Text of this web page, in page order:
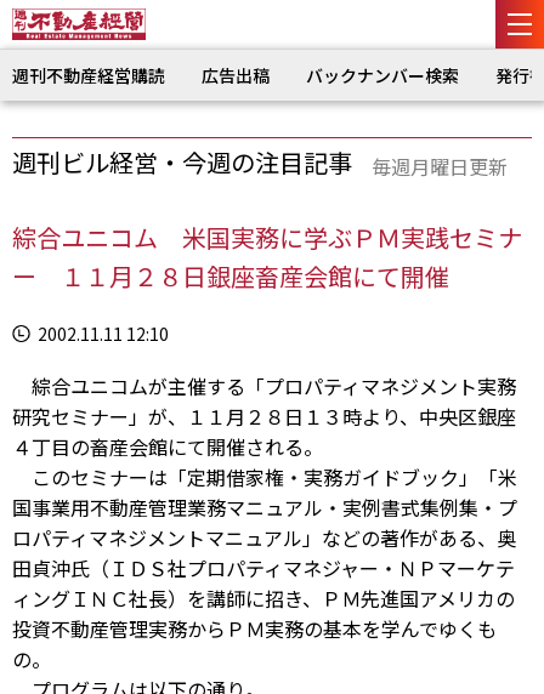
週刊不動産経営購読 広告出稿 バックナンバー検索 発行
週刊ビル経営・今週の注目記事 毎週月曜日更新
綜合ユニコム 米国実務に学ぶＰＭ実践セミナ
ー １１月２８日銀座畜産会館にて開催
2002.11.11 12:10
綜合ユニコムが主催する「プロパティマネジメント実務
研究セミナー」が、１１月２８日１３時より、中央区銀座
４丁目の畜産会館にて開催される。
このセミナーは「定期借家権・実務ガイドブック」「米
国事業用不動産管理業務マニュアル・実例書式集例集・プ
ロパティマネジメントマニュアル」などの著作がある、奥
田貞沖氏（ＩＤＳ社プロパティマネジャー・ＮＰマーケテ
ィングＩＮＣ社長）を講師に招き、ＰＭ先進国アメリカの
投資不動産管理実務からＰＭ実務の基本を学んでゆくも
の。